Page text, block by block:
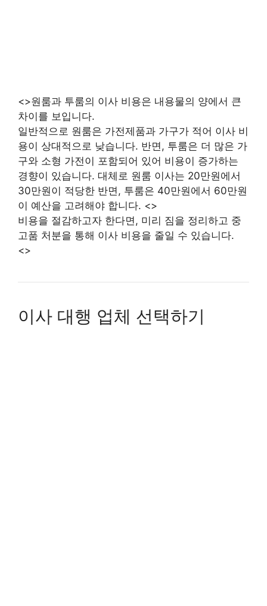
<>원룸과 투룸의 이사 비용은 내용물의 양에서 큰
차이를 보입니다.
일반적으로 원룸은 가전제품과 가구가 적어 이사 비
용이 상대적으로 낮습니다. 반면, 투룸은 더 많은 가
구와 소형 가전이 포함되어 있어 비용이 증가하는
경향이 있습니다. 대체로 원룸 이사는 20만원에서
30만원이 적당한 반면, 투룸은 40만원에서 60만원
이 예산을 고려해야 합니다. <>
비용을 절감하고자 한다면, 미리 짐을 정리하고 중
고품 처분을 통해 이사 비용을 줄일 수 있습니다.
<>
이사 대행 업체 선택하기